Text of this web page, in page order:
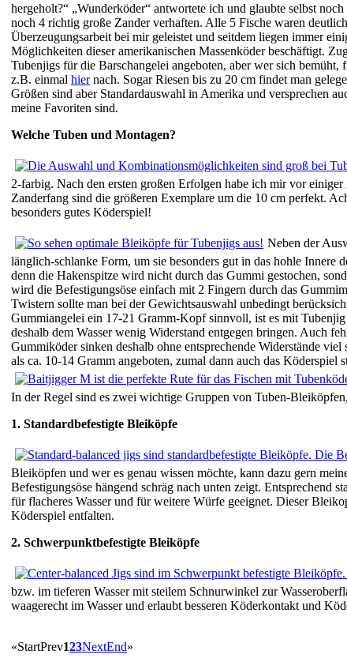
hergeholt?“ „Wunderköder“ antwortete ich und glaubte selbst
noch 4 richtig große Zander verhaften. Alle 5 Fische waren
Überzeugungsarbeit bei mir geleistet und seitdem liegen immer
Möglichkeiten dieser amerikanischen Massenköder beschäftigt.
Tubenjigs für die Barschangelei angeboten, aber wer sich
z.B. einmal hiernach. Sogar Riesen bis zu 20 cm findet man
Größen sind aber Standardauswahl in Amerika und versprechen
meine Favoriten sind.
Welche Tuben und Montagen?
2-farbig. Nach den ersten großen Erfolgen habe ich mir vor
Zanderfang sind die größeren Exemplare um die 10 cm perfekt.
besonders gutes Köderspiel!
Neben der
länglich-schlanke Form, um sie besonders gut in das hohle
denn die Hakenspitze wird nicht durch das Gummi gestochen,
wird die Befestigungsöse einfach mit 2 Fingern durch das
Twistern sollte man bei der Gewichtsauswahl unbedingt
Gummiangelei ein 17-21 Gramm-Kopf sinnvoll, ist es mit
deshalb dem Wasser wenig Widerstand entgegen bringen. Auch
Gummiköder sinken deshalb ohne entsprechende Widerstände
als ca. 10-14 Gramm angeboten, zumal dann auch das
In der Regel sind es zwei wichtige Gruppen von Tuben-
1. Standardbefestigte Bleiköpfe
Bleiköpfen und wer es genau wissen möchte, kann dazu gern
Befestigungsöse hängend schräg nach unten zeigt. Entsprechend
für flacheres Wasser und für weitere Würfe geeignet. Dieser
Köderspiel entfalten.
2. Schwerpunktbefestigte Bleiköpfe
bzw. im tieferen Wasser mit steilem Schnurwinkel zur
waagerecht im Wasser und erlaubt besseren Köderkontakt und
«StartPrev123NextEnd»